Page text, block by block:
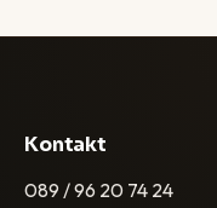
Kontakt
089 / 96 20 74 24